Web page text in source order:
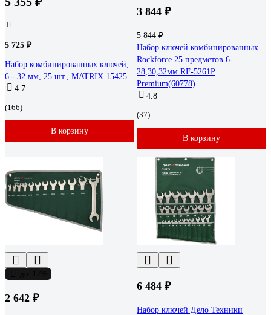
5 725 ₽
Набор комбинированных ключей,
6 - 32 мм, 25 шт., MATRIX 15425
4.7
(166)
В корзину
3 844 ₽
5 844 ₽
Набор ключей комбинированных
Rockforce 25 предметов 6-
28,30,32мм RF-5261P
Premium(60778)
4.8
(37)
В корзину
2 642 ₽
6 484 ₽
Набор ключей Дело Техники